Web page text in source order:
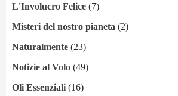
L'Involucro Felice (7)
Misteri del nostro pianeta (2)
Naturalmente (23)
Notizie al Volo (49)
Oli Essenziali (16)